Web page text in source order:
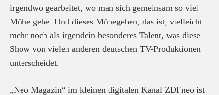
irgendwo gearbeitet, wo man sich gemeinsam so viel
Mühe gebe. Und dieses Mühegeben, das ist, vielleicht
mehr noch als irgendein besonderes Talent, was diese
Show von vielen anderen deutschen TV-Produktionen
unterscheidet.
„Neo Magazin“ im kleinen digitalen Kanal ZDFneo ist